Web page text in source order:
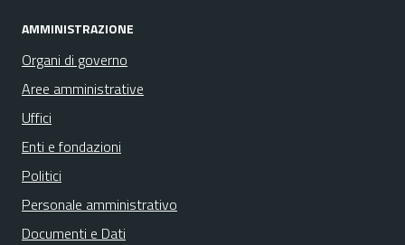
AMMINISTRAZIONE
Organi di governo
Aree amministrative
Uffici
Enti e fondazioni
Politici
Personale amministrativo
Documenti e Dati